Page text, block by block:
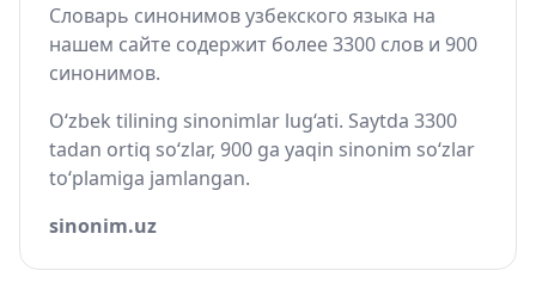
Словарь синонимов узбекского языка на
нашем сайте содержит более 3300 слов и 900
синонимов.
O‘zbek tilining sinonimlar lug‘ati. Saytda 3300
tadan ortiq so‘zlar, 900 ga yaqin sinonim so‘zlar
to‘plamiga jamlangan.
sinonim.uz